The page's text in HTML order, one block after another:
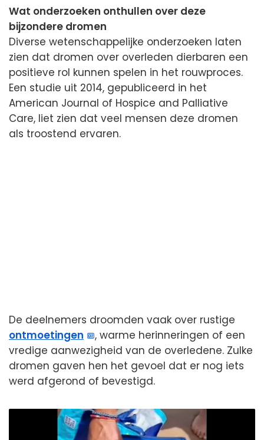
Wat onderzoeken onthullen over deze
bijzondere dromen
Diverse wetenschappelijke onderzoeken laten
zien dat dromen over overleden dierbaren een
positieve rol kunnen spelen in het rouwproces.
Een studie uit 2014, gepubliceerd in het
American Journal of Hospice and Palliative
Care, liet zien dat veel mensen deze dromen
als troostend ervaren.
De deelnemers droomden vaak over rustige
ontmoetingen
, warme herinneringen of een
vredige aanwezigheid van de overledene. Zulke
dromen gaven hen het gevoel dat er nog iets
werd afgerond of bevestigd.